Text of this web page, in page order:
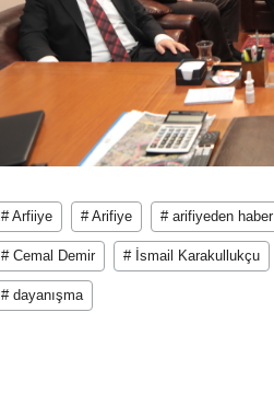
# Arfiiye # Arifiye # arifiyeden haber
# Cemal Demir # İsmail Karakullukçu
# dayanışma